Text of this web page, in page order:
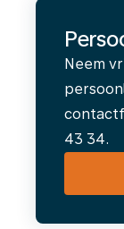
Neem
43 34.